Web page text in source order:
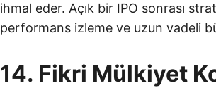
ihmal eder. Açık bir IPO sonrası
performans izleme ve uzun vadeli
14. Fikri Mülkiyet